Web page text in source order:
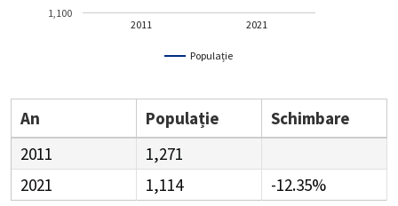
Populație
2011 2021
1,100
An Populație
Schimbare
2011
1,271
2021
1,114 -12.35%